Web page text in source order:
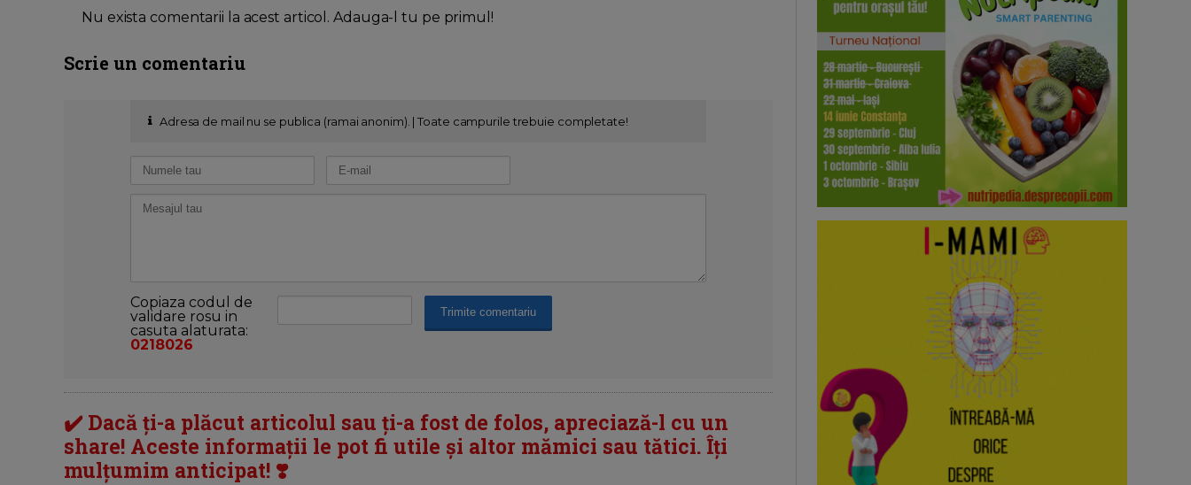
Nu exista comentarii la acest articol. Adauga-l tu pe primul!
Scrie un comentariu
Adresa de mail nu se publica (ramai anonim). | Toate campurile trebuie completate!
Copiaza codul de
validare rosu in
casuta alaturata:
0218026
✔️ Dacă ți-a plăcut articolul sau ți-a fost de folos, apreciază-l cu un
share! Aceste informații le pot fi utile și altor mămici sau tătici. Îți
mulțumim anticipat! ❣️